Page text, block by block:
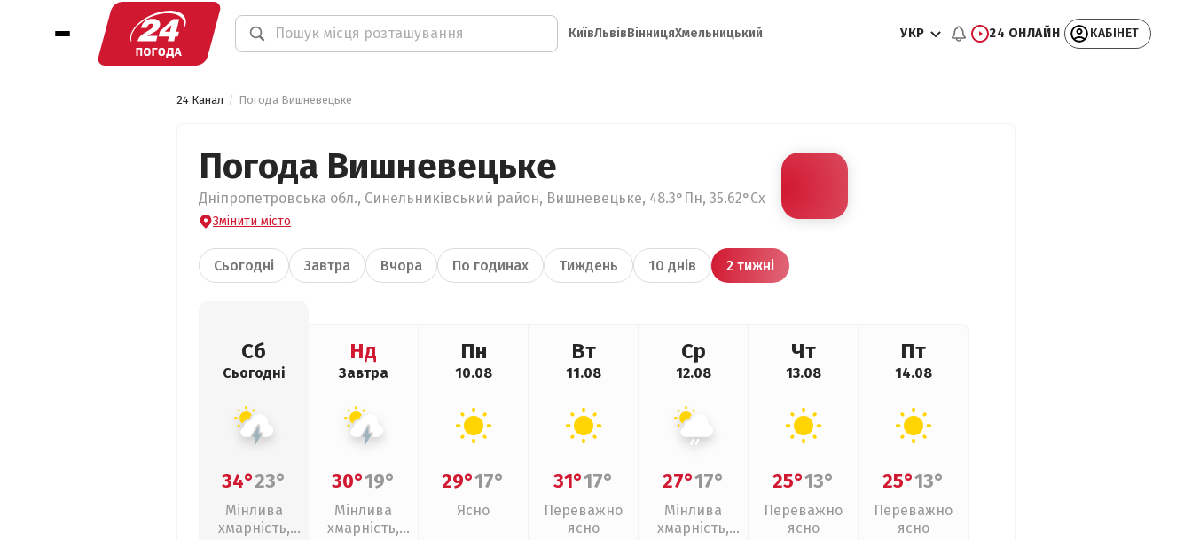
КиївЛьвівВінницяХмельницький УКР 24 ОНЛАЙН КАБІНЕТ
24 Канал Погода Вишневецьке
Погода Вишневецьке
Дніпропетровська обл., Синельниківський район, Вишневецьке, 48.3°Пн, 35.62°Сх
Змінити місто
Сьогодні Завтра Вчора По годинах Тиждень 10 днів 2 тижні
Сб
Сьогодні
34°23°
Мінлива
хмарність,
Нд
Завтра
30°19°
Мінлива
хмарність,
Пн
10.08
29°17°
Ясно
Вт
11.08
31°17°
Переважно
ясно
Ср
12.08
27°17°
Мінлива
хмарність,
Чт
13.08
25°13°
Переважно
ясно
Пт
14.08
25°13°
Переважно
ясно